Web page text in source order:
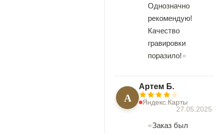
Однозначно
рекомендую!
Качество
гравировки
поразило!
А
Артем Б.
Яндекс.Карты
27.05.2025
Заказ был